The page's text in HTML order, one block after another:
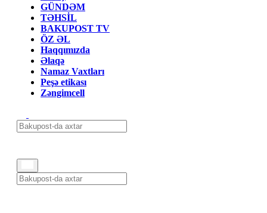
GÜNDƏM
TƏHSİL
BAKUPOST TV
ÖZ ƏL
Haqqımızda
Əlaqə
Namaz Vaxtları
Peşə etikası
Zəngimcell